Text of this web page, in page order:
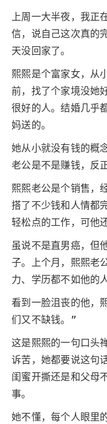
上周一大半夜，我正
信，说自己这次真的
天没回家了。
熙熙是个富家女，从
前，找了个家境没她
很好的人。结婚几乎
妈送的。
她从小就没有钱的概
老公是不是赚钱，反
熙熙老公是个销售，
搭了不少钱和人情都
轻松点的工作，可他
虽说不是直男癌，但
子。上个月，熙熙老
力、学历都不如他的人
看到一脸沮丧的他，
们又不缺钱。”
这是熙熙的一句口头
诉苦，她都要说这句
闺蜜开撕还是和父母
事。
她不懂，每个人眼里